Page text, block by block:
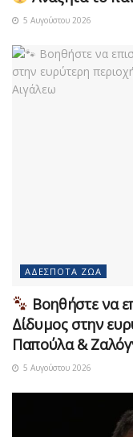
5 Αυγούστου 2026
ΑΔΈΣΠΟΤΑ ΖΏΑ
Βοηθήστε να
Δίδυμος στην
Παπούλα &
5 Αυγούστου 2026